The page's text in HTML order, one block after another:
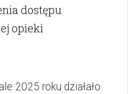
dostępu
opieki
2025 roku działało